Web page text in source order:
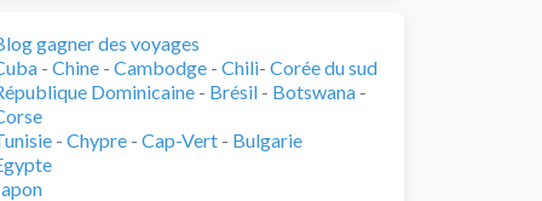
gagner des voyages
- Chine - Cambodge - Chili- Corée du sud
Dominicaine - Brésil - Botswana -
- Chypre - Cap-Vert - Bulgarie